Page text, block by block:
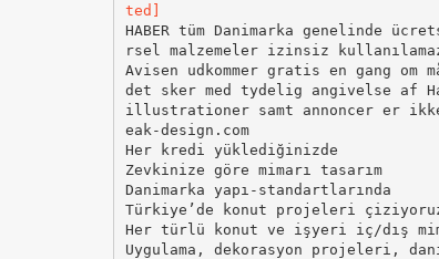
ted]
HABER tüm Danimarka genelinde
rsel malzemeler izinsiz
Avisen udkommer gratis en gang
det sker med tydelig angivelse af
illustrationer samt annoncer er
eak-design.com
Her kredi yüklediğinizde
Zevkinize göre mimarı tasarım
Danimarka yapı-standartlarında
Türkiye’de konut projeleri
Her türlü konut ve işyeri iç/dış
Uygulama, dekorasyon projeleri,